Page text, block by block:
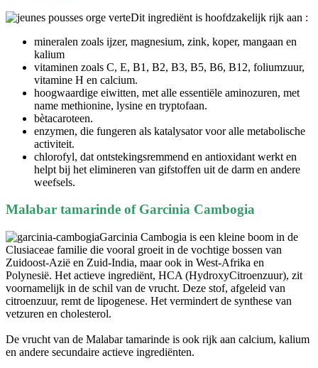
kalium
vitaminen zoals C, E, B1, B2, B3, B5, B6, B12, foliumzuur,
vitamine H en calcium.
hoogwaardige eiwitten, met alle essentiële aminozuren, met
name methionine, lysine en tryptofaan.
bètacaroteen.
enzymen, die fungeren als katalysator voor alle metabolische
activiteit.
chlorofyl, dat ontstekingsremmend en antioxidant werkt en
helpt bij het elimineren van gifstoffen uit de darm en andere
weefsels.
Clusiaceae familie die vooral groeit in de vochtige bossen van
Zuidoost-Azië en Zuid-India, maar ook in West-Afrika en
Polynesië. Het actieve ingrediënt, HCA (HydroxyCitroenzuur), zit
voornamelijk in de schil van de vrucht. Deze stof, afgeleid van
citroenzuur, remt de lipogenese. Het vermindert de synthese van
vetzuren en cholesterol.
en andere secundaire actieve ingrediënten.